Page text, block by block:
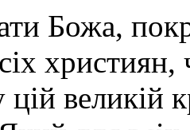
Божа,
християн,
цій великій